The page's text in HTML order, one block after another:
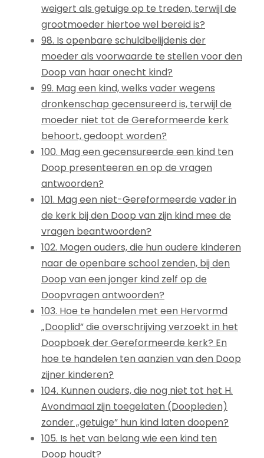
weigert als getuige op te treden, terwijl de
grootmoeder hiertoe wel bereid is?
98. Is openbare schuldbelijdenis der
moeder als voorwaarde te stellen voor den
Doop van haar onecht kind?
99. Mag een kind, welks vader wegens
dronkenschap gecensureerd is, terwijl de
moeder niet tot de Gereformeerde kerk
behoort, gedoopt worden?
100. Mag een gecensureerde een kind ten
Doop presenteeren en op de vragen
antwoorden?
101. Mag een niet-Gereformeerde vader in
de kerk bij den Doop van zijn kind mee de
vragen beantwoorden?
102. Mogen ouders, die hun oudere kinderen
naar de openbare school zenden, bij den
Doop van een jonger kind zelf op de
Doopvragen antwoorden?
103. Hoe te handelen met een Hervormd
„Dooplid” die overschrijving verzoekt in het
Doopboek der Gereformeerde kerk? En
hoe te handelen ten aanzien van den Doop
zijner kinderen?
104. Kunnen ouders, die nog niet tot het H.
Avondmaal zijn toegelaten (Doopleden)
zonder „getuige” hun kind laten doopen?
105. Is het van belang wie een kind ten
Doop houdt?